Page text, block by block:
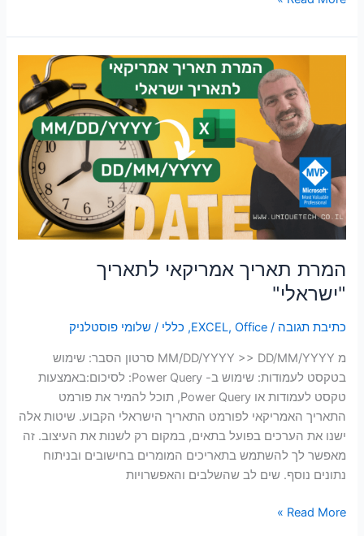
המרת תאריך אמריקאי לתאריך
"ישראלי"
כתיבת תגובה /
EXCEL, Office
, כללי /שלומי פוסטלניק
מ MM/DD/YYYY >> DD/MM/YYYY סרטון הסבר: שימוש
בטקסט לעמודות: שימוש ב- Power Query: לסיכום:באמצעות
טקסט לעמודות או Power Query, תוכל להמיר את פורמט
התאריך האמריקאי לפורמט התאריך הישראלי הקבוע. שיטות אלה
ישנו את הערכים בפועל בתאים, במקום רק לשנות את העיצוב. זה
מאפשר לך להשתמש בתאריכים המומרים בחישובים ובניתוח
נתונים נוסף. שים לב שהשלבים והאפשרויות
אמריקאי
לתאריך
"ישראלי"
Read More »